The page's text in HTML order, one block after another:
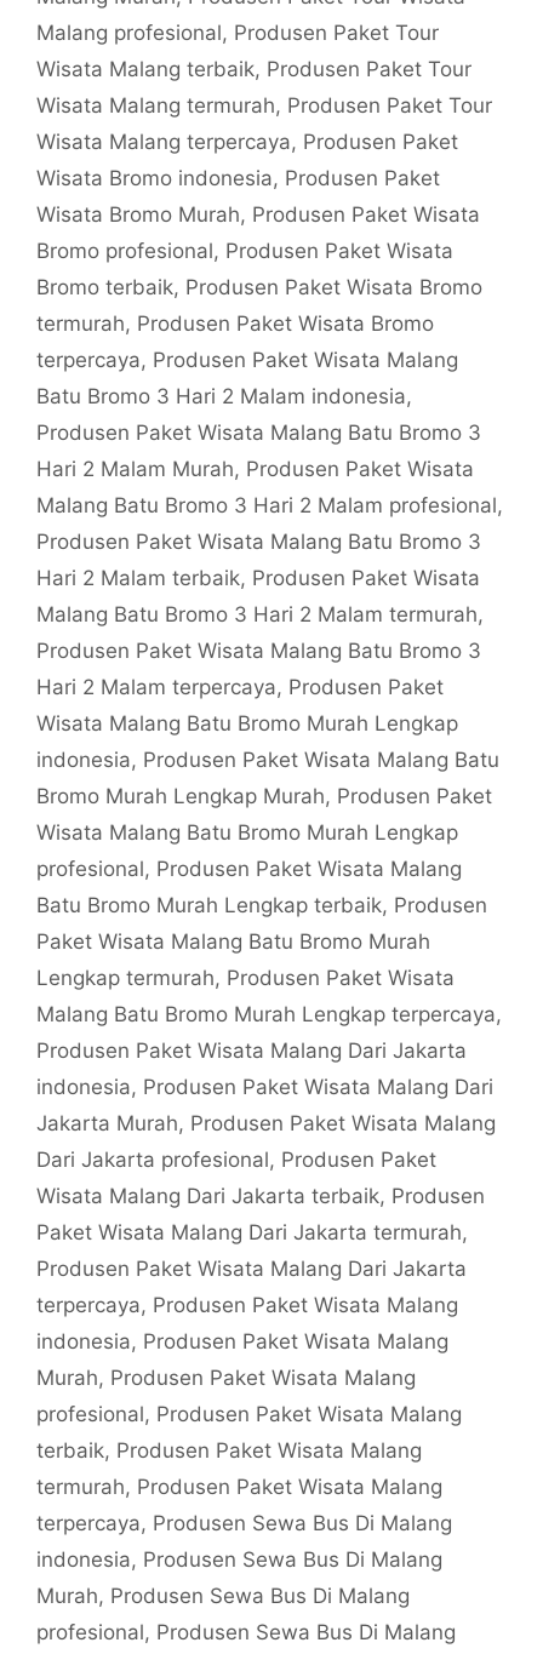
Malang profesional, Produsen Paket Tour
Wisata Malang terbaik, Produsen Paket Tour
Wisata Malang termurah, Produsen Paket Tour
Wisata Malang terpercaya, Produsen Paket
Wisata Bromo indonesia, Produsen Paket
Wisata Bromo Murah, Produsen Paket Wisata
Bromo profesional, Produsen Paket Wisata
Bromo terbaik, Produsen Paket Wisata Bromo
termurah, Produsen Paket Wisata Bromo
terpercaya, Produsen Paket Wisata Malang
Batu Bromo 3 Hari 2 Malam indonesia,
Produsen Paket Wisata Malang Batu Bromo 3
Hari 2 Malam Murah, Produsen Paket Wisata
Malang Batu Bromo 3 Hari 2 Malam profesional,
Produsen Paket Wisata Malang Batu Bromo 3
Hari 2 Malam terbaik, Produsen Paket Wisata
Malang Batu Bromo 3 Hari 2 Malam termurah,
Produsen Paket Wisata Malang Batu Bromo 3
Hari 2 Malam terpercaya, Produsen Paket
Wisata Malang Batu Bromo Murah Lengkap
indonesia, Produsen Paket Wisata Malang Batu
Bromo Murah Lengkap Murah, Produsen Paket
Wisata Malang Batu Bromo Murah Lengkap
profesional, Produsen Paket Wisata Malang
Batu Bromo Murah Lengkap terbaik, Produsen
Paket Wisata Malang Batu Bromo Murah
Lengkap termurah, Produsen Paket Wisata
Malang Batu Bromo Murah Lengkap terpercaya,
Produsen Paket Wisata Malang Dari Jakarta
indonesia, Produsen Paket Wisata Malang Dari
Jakarta Murah, Produsen Paket Wisata Malang
Dari Jakarta profesional, Produsen Paket
Wisata Malang Dari Jakarta terbaik, Produsen
Paket Wisata Malang Dari Jakarta termurah,
Produsen Paket Wisata Malang Dari Jakarta
terpercaya, Produsen Paket Wisata Malang
indonesia, Produsen Paket Wisata Malang
Murah, Produsen Paket Wisata Malang
profesional, Produsen Paket Wisata Malang
terbaik, Produsen Paket Wisata Malang
termurah, Produsen Paket Wisata Malang
terpercaya, Produsen Sewa Bus Di Malang
indonesia, Produsen Sewa Bus Di Malang
Murah, Produsen Sewa Bus Di Malang
profesional, Produsen Sewa Bus Di Malang